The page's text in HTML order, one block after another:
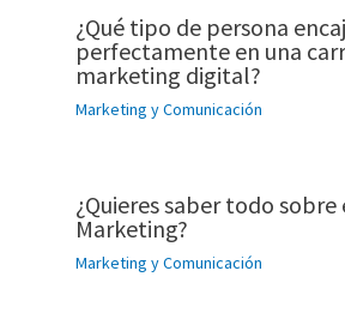
¿Qué tipo de persona
perfectamente en una
marketing digital?
Marketing y Comunicación
¿Quieres saber todo sobre
Marketing?
Marketing y Comunicación